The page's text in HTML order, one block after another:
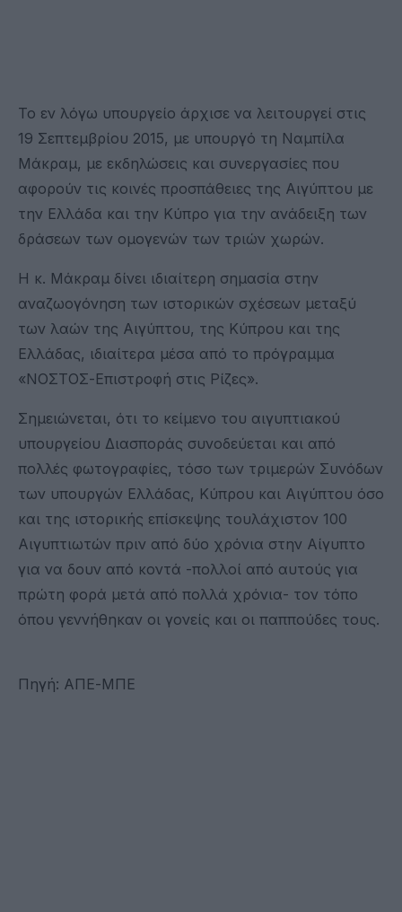
Το εν λόγω υπουργείο άρχισε να λειτουργεί στις
19 Σεπτεμβρίου 2015, με υπουργό τη Ναμπίλα
Μάκραμ, με εκδηλώσεις και συνεργασίες που
αφορούν τις κοινές προσπάθειες της Αιγύπτου με
την Ελλάδα και την Κύπρο για την ανάδειξη των
δράσεων των ομογενών των τριών χωρών.
Η κ. Μάκραμ δίνει ιδιαίτερη σημασία στην
αναζωογόνηση των ιστορικών σχέσεων μεταξύ
των λαών της Αιγύπτου, της Κύπρου και της
Ελλάδας, ιδιαίτερα μέσα από το πρόγραμμα
«ΝΟΣΤΟΣ-Επιστροφή στις Ρίζες».
Σημειώνεται, ότι το κείμενο του αιγυπτιακού
υπουργείου Διασποράς συνοδεύεται και από
πολλές φωτογραφίες, τόσο των τριμερών Συνόδων
των υπουργών Ελλάδας, Κύπρου και Αιγύπτου όσο
και της ιστορικής επίσκεψης τουλάχιστον 100
Αιγυπτιωτών πριν από δύο χρόνια στην Αίγυπτο
για να δουν από κοντά -πολλοί από αυτούς για
πρώτη φορά μετά από πολλά χρόνια- τον τόπο
όπου γεννήθηκαν οι γονείς και οι παππούδες τους.
Πηγή: ΑΠΕ-ΜΠΕ